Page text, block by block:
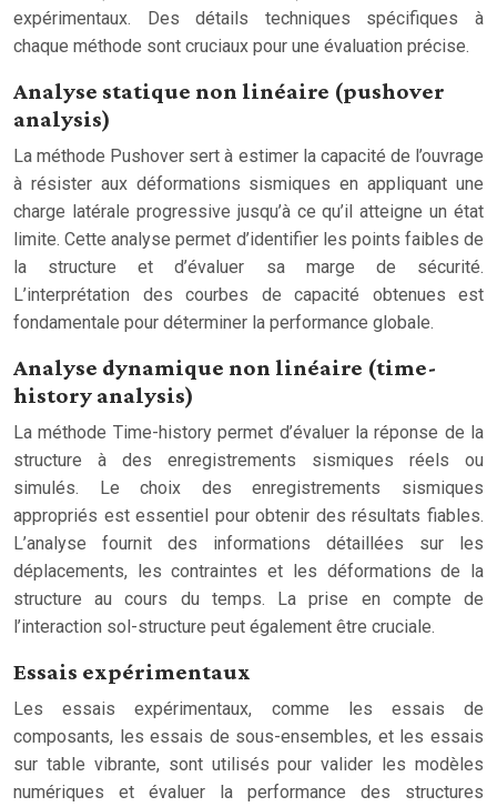
expérimentaux. Des détails techniques spécifiques à
chaque méthode sont cruciaux pour une évaluation précise.
Analyse statique non linéaire (pushover
analysis)
La méthode Pushover sert à estimer la capacité de l’ouvrage
à résister aux déformations sismiques en appliquant une
charge latérale progressive jusqu’à ce qu’il atteigne un état
limite. Cette analyse permet d’identifier les points faibles de
la structure et d’évaluer sa marge de sécurité.
L’interprétation des courbes de capacité obtenues est
fondamentale pour déterminer la performance globale.
Analyse dynamique non linéaire (time-
history analysis)
La méthode Time-history permet d’évaluer la réponse de la
structure à des enregistrements sismiques réels ou
simulés. Le choix des enregistrements sismiques
appropriés est essentiel pour obtenir des résultats fiables.
L’analyse fournit des informations détaillées sur les
déplacements, les contraintes et les déformations de la
structure au cours du temps. La prise en compte de
l’interaction sol-structure peut également être cruciale.
Essais expérimentaux
Les essais expérimentaux, comme les essais de
composants, les essais de sous-ensembles, et les essais
sur table vibrante, sont utilisés pour valider les modèles
numériques et évaluer la performance des structures